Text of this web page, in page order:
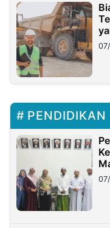
PENDIDIKAN